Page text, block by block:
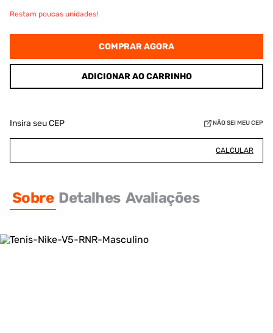
Restam poucas unidades!
COMPRAR AGORA
ADICIONAR AO CARRINHO
Insira seu CEP NÃO SEI MEU CEP
CALCULAR
Sobre Detalhes Avaliações